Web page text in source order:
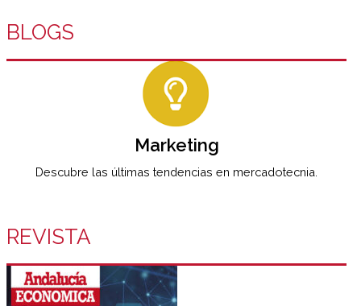
BLOGS
Marketing
Descubre las últimas tendencias en mercadotecnia.
REVISTA